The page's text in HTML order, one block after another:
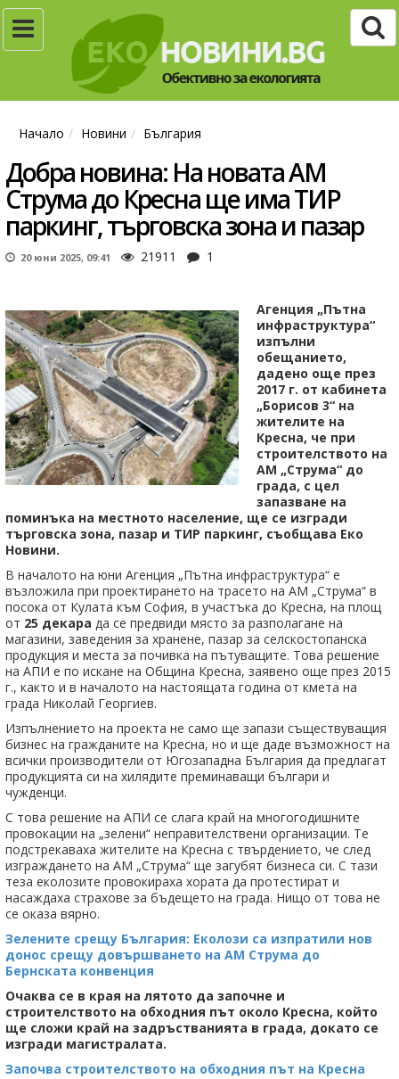
Начало Новини България
Добра новина: На новата АМ
Струма до Кресна ще има ТИР
паркинг, търговска зона и пазар
20 юни 2025, 09:41 21911 1
Агенция „Пътна
инфраструктура“
изпълни
обещанието,
дадено още през
2017 г. от кабинета
„Борисов 3“ на
жителите на
Кресна, че при
строителството на
АМ „Струма“ до
града, с цел
запазване на
поминъка на местното население, ще се изгради
търговска зона, пазар и ТИР паркинг, съобщава Еко
Новини.
В началото на юни Агенция „Пътна инфраструктура“ е
възложила при проектирането на трасето на АМ „Струма“ в
посока от Кулата към София, в участъка до Кресна, на площ
от 25 декара да се предвиди място за разполагане на
магазини, заведения за хранене, пазар за селскостопанска
продукция и места за почивка на пътуващите. Това решение
на АПИ е по искане на Община Кресна, заявено още през 2015
г., както и в началото на настоящата година от кмета на
града Николай Георгиев.
Изпълнението на проекта не само ще запази съществуващия
бизнес на гражданите на Кресна, но и ще даде възможност на
всички производители от Югозападна България да предлагат
продукцията си на хилядите преминаващи българи и
чужденци.
С това решение на АПИ се слага край на многогодишните
провокации на „зелени“ неправителствени организации. Те
подстрекаваха жителите на Кресна с твърдението, че след
изграждането на АМ „Струма“ ще загубят бизнеса си. С тази
теза еколозите провокираха хората да протестират и
насаждаха страхове за бъдещето на града. Нищо от това не
се оказа вярно.
Зелените срещу България: Еколози са изпратили нов
донос срещу довършването на АМ Струма до
Бернската конвенция
Очаква се в края на лятото да започне и
строителството на обходния път около Кресна, който
ще сложи край на задръстванията в града, докато се
изгради магистралата.
Започва строителството на обходния път на Кресна